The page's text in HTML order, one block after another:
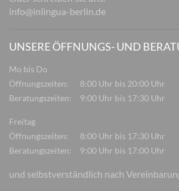
info@inlingua-berlin.de
UNSERE ÖFFNUNGS- UND
Mo bis Do
Öffnungszeiten:
8:00 Uhr bis 20:00 Uhr
Beratungszeiten:
9:00 Uhr bis 17:30 Uhr
Freitag
Öffnungszeiten:
8:00 Uhr bis 17:30 Uhr
Beratungszeiten:
9:00 Uhr bis 17:00 Uhr
und selbstverständlich nach